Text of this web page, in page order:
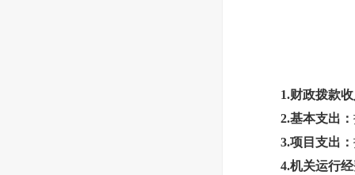
1.财政拨款
2.基本支出：
3.项目支出：
4.机关运行